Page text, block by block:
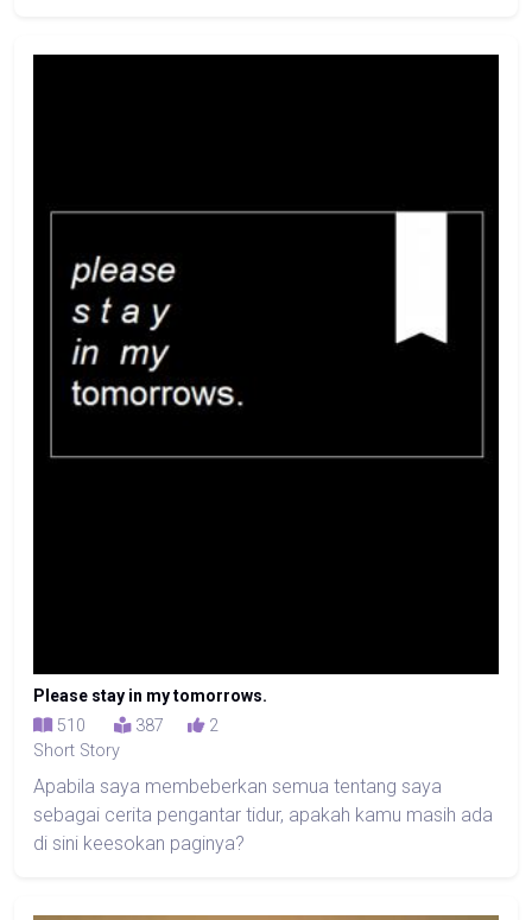
Please stay in my tomorrows.
510 387
2
Short Story
Apabila saya membeberkan semua tentang saya
sebagai cerita pengantar tidur, apakah kamu masih ada
di sini keesokan paginya?